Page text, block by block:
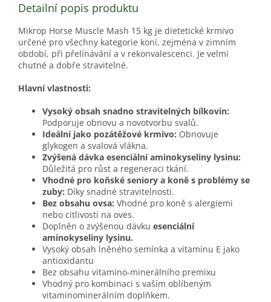
Detailní popis produktu
Mikrop Horse Muscle Mash 15 kg je dietetické krmivo
určené pro všechny kategorie koní, zejména v zimním
období, při přelínávání a v rekonvalescenci. Je velmi
chutné a dobře stravitelné.
Hlavní vlastnosti:
Vysoký obsah snadno stravitelných bílkovin:
Podporuje obnovu a novotvorbu svalů.
Ideální jako pozátěžové krmivo: Obnovuje
glykogen a svalová vlákna.
Zvýšená dávka esenciální aminokyseliny lysinu:
Důležitá pro růst a regeneraci tkání.
Vhodné pro koňské seniory a koně s problémy se
zuby: Díky snadné stravitelnosti.
Bez obsahu ovsa: Vhodné pro koně s alergiemi
nebo citlivostí na oves.
Doplněn o zvýšenou dávku esenciální
aminokyseliny lysinu.
Vysoký obsah lněného semínka a vitaminu E jako
antioxidantu
Bez obsahu vitamino-minerálního premixu
Vhodný pro kombinaci s vaším oblíbeným
vitaminominerálním doplňkem.